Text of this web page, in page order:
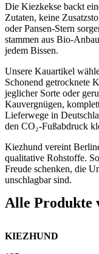
Die Kiezkekse backt
Zutaten, keine
oder Pansen-Stern
stammen aus Bio-
jedem Bissen.
Unsere Kauartikel
Schonend getrocknete
jeglicher Sorte oder
Kauvergnügen,
Lieferwege in
den CO₂-Fußabdruck
Kiezhund vereint
qualitative Rohstoffe.
Freude schenken, die
unschlagbar sind.
Alle Produkte
KIEZHUND